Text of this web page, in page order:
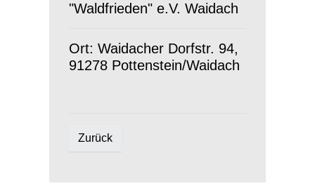
"Waldfrieden" e.V. Waidach
Ort: Waidacher Dorfstr. 94,
91278 Pottenstein/Waidach
Zurück